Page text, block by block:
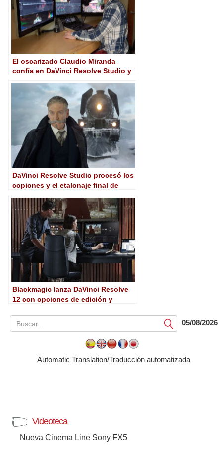
El oscarizado Claudio Miranda
confía en DaVinci Resolve Studio y
Blackmagic
DaVinci Resolve Studio procesó los
copiones y el etalonaje final de
Blackmagic lanza DaVinci Resolve
12 con opciones de edición y
precedentes
Submit05/08/2026
Automatic Translation/Traducción automatizada
Videoteca
Nueva Cinema Line Sony FX5